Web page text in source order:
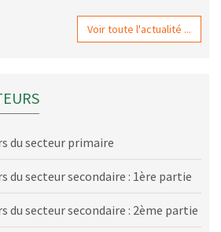
Voir toute l'actualité ...
du secteur primaire
du secteur secondaire : 1ère partie
du secteur secondaire : 2ème partie